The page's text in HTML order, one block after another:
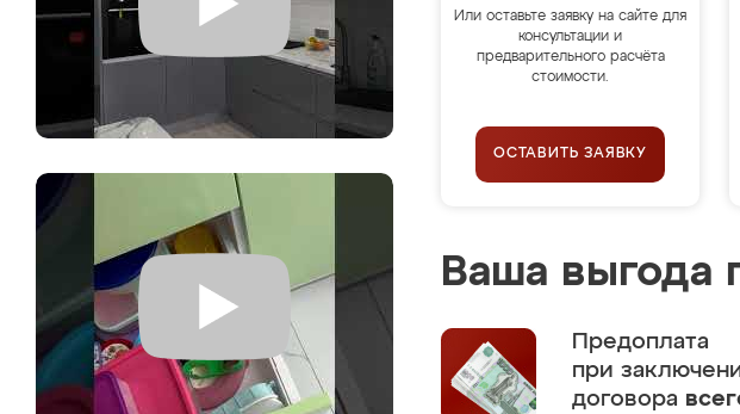
Или оставьте заявку на сайте для
консультации и
предварительного расчёта
стоимости.
ОСТАВИТЬ ЗАЯВКУ
Ваша выгода
Предоплата
при
договора